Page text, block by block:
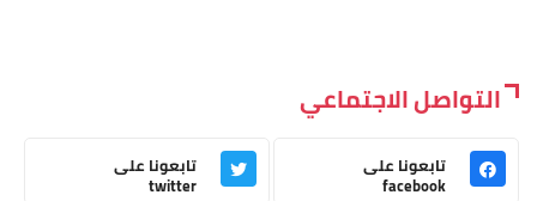
التواصل الاجتماعي
تابعونا على
facebook
تابعونا على
twitter